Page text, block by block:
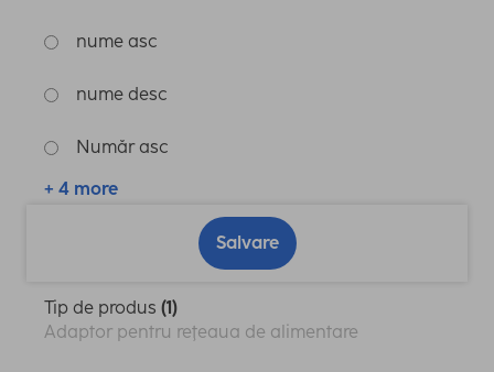
nume asc
nume desc
Număr asc
+ 4 more
Salvare
Tip de produs (1)
Adaptor pentru reţeaua de alimentare